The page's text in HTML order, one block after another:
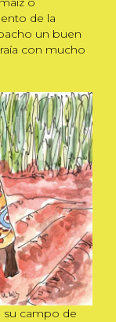
de la
un buen
con mucho
su campo de